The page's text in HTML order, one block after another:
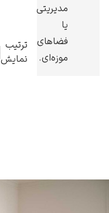
مدیریتی
یا
فضاهای
موزه‌ای.
ترتیب
نمایش